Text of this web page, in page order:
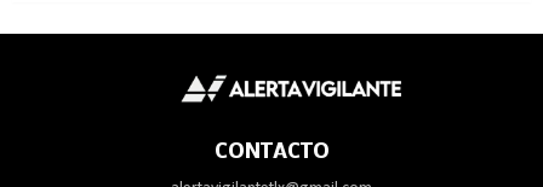
CONTACTO